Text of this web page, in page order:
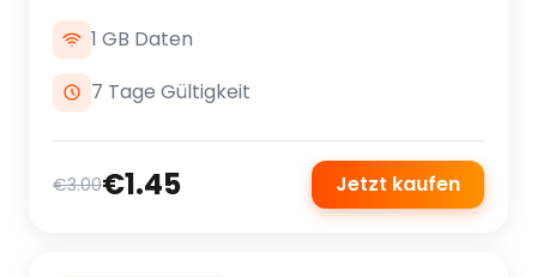
1 GB Daten
7 Tage Gültigkeit
€3.00€1.45 Jetzt kaufen